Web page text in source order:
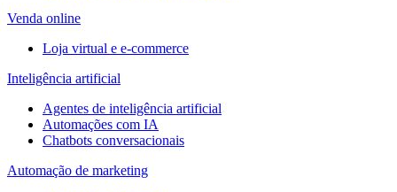
Venda online
Loja virtual e e-commerce
Inteligência artificial
Agentes de inteligência artificial
Automações com IA
Chatbots conversacionais
Automação de marketing